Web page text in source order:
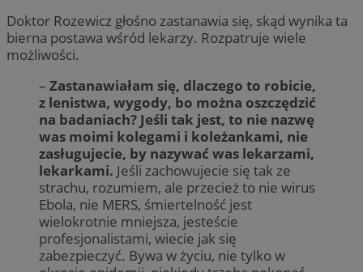
Doktor Rozewicz głośno zastanawia się, skąd wynika ta
bierna postawa wśród lekarzy. Rozpatruje wiele
możliwości.
– Zastanawiałam się, dlaczego to robicie,
z lenistwa, wygody, bo można oszczędzić
na badaniach? Jeśli tak jest, to nie nazwę
was moimi kolegami i koleżankami, nie
zasługujecie, by nazywać was lekarzami,
lekarkami. Jeśli zachowujecie się tak ze
strachu, rozumiem, ale przecież to nie wirus
Ebola, nie MERS, śmiertelność jest
wielokrotnie mniejsza, jesteście
profesjonalistami, wiecie jak się
zabezpieczyć. Bywa w życiu, nie tylko w